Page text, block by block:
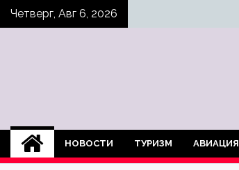
SkipЧетверг, Авг 6, 2026
НОВОСТИ ТУРИЗМ АВИАЦИЯ